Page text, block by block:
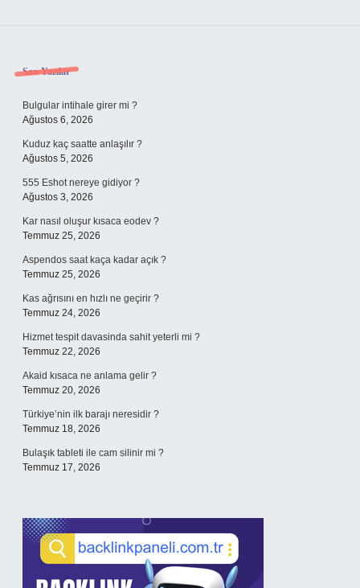
Sidebar
Son Yazılar
Bulgular intihale girer mi ?
Ağustos 6, 2026
Kuduz kaç saatte anlaşılır ?
Ağustos 5, 2026
555 Eshot nereye gidiyor ?
Ağustos 3, 2026
Kar nasıl oluşur kısaca eodev ?
Temmuz 25, 2026
Aspendos saat kaça kadar açık ?
Temmuz 25, 2026
Kas ağrısını en hızlı ne geçirir ?
Temmuz 24, 2026
Hizmet tespit davasinda sahit yeterli mi ?
Temmuz 22, 2026
Akaid kısaca ne anlama gelir ?
Temmuz 20, 2026
Türkiye’nin ilk barajı neresidir ?
Temmuz 18, 2026
Bulaşık tableti ile cam silinir mi ?
Temmuz 17, 2026